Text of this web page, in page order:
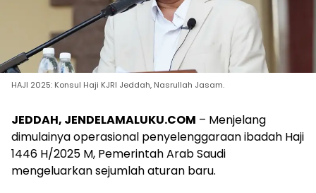
HAJI 2025: Konsul Haji KJRI Jeddah, Nasrullah Jasam.
JEDDAH, JENDELAMALUKU.COM – Menjelang
dimulainya operasional penyelenggaraan ibadah Haji
1446 H/2025 M, Pemerintah Arab Saudi
mengeluarkan sejumlah aturan baru.